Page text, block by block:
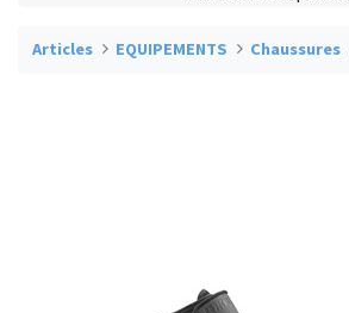
Articles EQUIPEMENTS Chaussures